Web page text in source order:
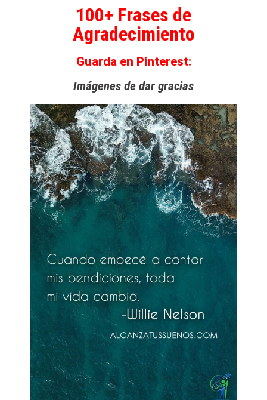
100+ Frases de
Agradecimiento
Guarda en Pinterest:
Imágenes de dar gracias